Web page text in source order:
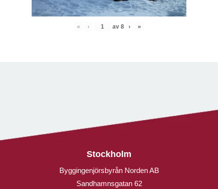
« ‹ av 8 › »
Stockholm
Byggingenjörsbyrån Norden AB
Sandhamnsgatan 62